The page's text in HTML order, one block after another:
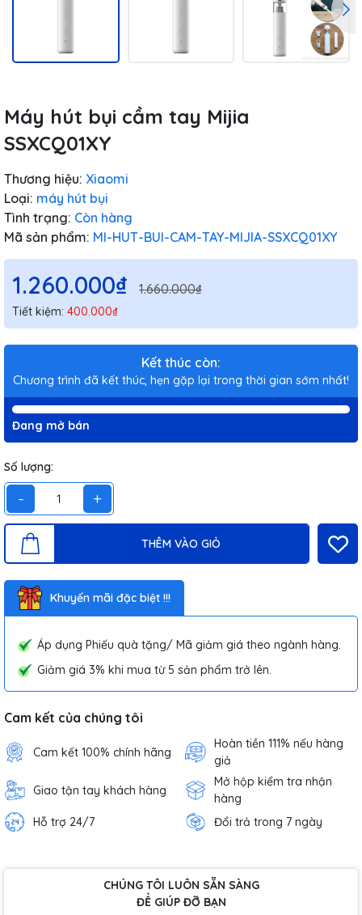
Máy hút bụi cầm tay Mijia
SSXCQ01XY
Thương hiệu: Xiaomi
Loại: máy hút bụi
Tình trạng: Còn hàng
Mã sản phẩm: MI-HUT-BUI-CAM-TAY-MIJIA-SSXCQ01XY
1.260.000₫ 1.660.000₫
Tiết kiệm: 400.000₫
Kết thúc còn:
Chương trình đã kết thúc, hẹn gặp lại trong thời gian sớm nhất!
Đang mở bán
Số lượng:
- +
THÊM VÀO GIỎ
Khuyến mãi đặc biệt !!!
Áp dụng Phiếu quà tặng/ Mã giảm giá theo ngành hàng.
Giảm giá 3% khi mua từ 5 sản phẩm trở lên.
Cam kết của chúng tôi
Cam kết 100% chính hãng
Hoàn tiền 111% nếu hàng
giả
Giao tận tay khách hàng
Mở hộp kiểm tra nhận
hàng
Hỗ trợ 24/7
Đổi trả trong 7 ngày
CHÚNG TÔI LUÔN SẴN SÀNG
ĐỂ GIÚP ĐỠ BẠN